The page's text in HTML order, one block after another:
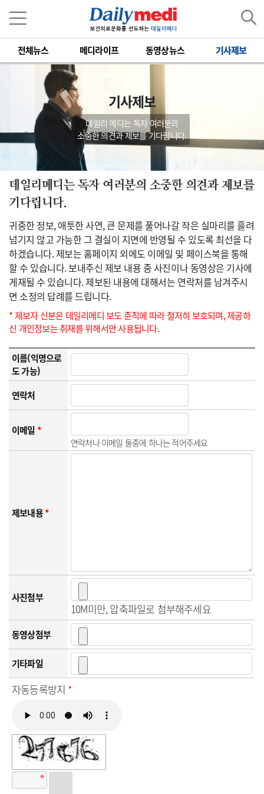
전체뉴스 메디라이프 동영상뉴스 기사제보
기사제보
데일리 메디는 독자 여러분의
소중한 의견과 제보를 기다립니다.
데일리메디는 독자 여러분의 소중한 의견과 제보를
기다립니다.
귀중한 정보, 애틋한 사연, 큰 문제를 풀어나갈 작은 실마리를 흘려
넘기지 않고 가능한 그 결실이 지면에 반영될 수 있도록 최선을 다
하겠습니다. 제보는 홈페이지 외에도 이메일 및 페이스북을 통해
할 수 있습니다. 보내주신 제보 내용 중 사진이나 동영상은 기사에
게재될 수 있습니다. 제보된 내용에 대해서는 연락처를 남겨주시
면 소정의 답례를 드립니다.
* 제보자 신분은 데일리메디 보도 준칙에 따라 철저히 보호되며, 제공하
신 개인정보는 취재를 위해서만 사용됩니다.
이름(익명으로
도 가능)
연락처
이메일*
연락처나 이메일 둘중에 하나는 적어주세요
제보내용*
사진첨부
10M미만, 압축파일로 첨부해주세요
동영상첨부
기타파일
자동등록방지 *